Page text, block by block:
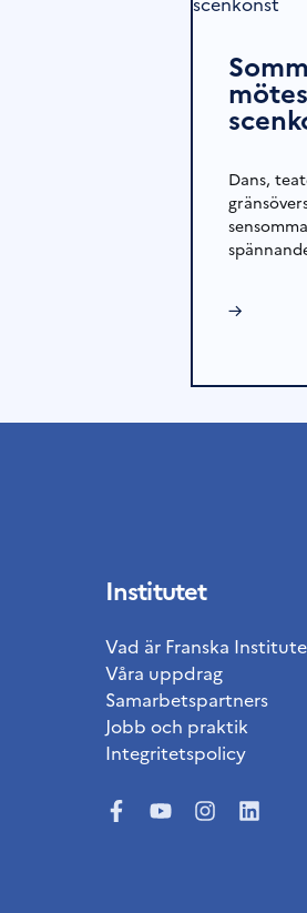
Dans,
→
Institutet
Vad är Franska
Våra uppdrag
Samarbetspartners
Jobb och praktik
Integritetspolicy